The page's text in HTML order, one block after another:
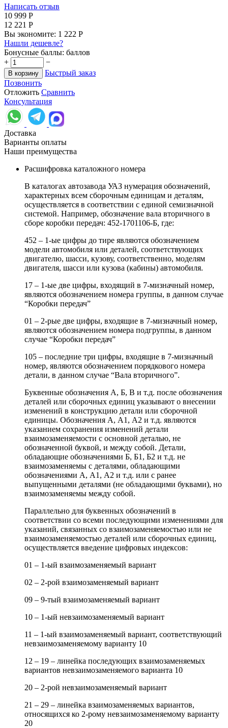
Написать отзыв
10 999 Р
12 221 Р
Вы экономите: 1 222 Р
Нашли дешевле?
Бонусные баллы: баллов
+
−
В корзину
Быстрый заказ
Позвонить
Отложить Сравнить
Консультация
Доставка
Варианты оплаты
Наши преимущества
Расшифровка каталожного номера
В каталогах автозавода УАЗ нумерация обозначений,
характерных всем сборочным единицам и деталям,
осуществляется в соответствии с единой семизначной
системой. Например, обозначение вала вторичного в
сборе коробки передач: 452-1701106-Б, где:
452 – 1-ые цифры до тире являются обозначением
модели автомобиля или деталей, соответствующих
двигателю, шасси, кузову, соответственно, моделям
двигателя, шасси или кузова (кабины) автомобиля.
17 – 1-ые две цифры, входящий в 7-мизначный номер,
являются обозначением номера группы, в данном случае
“Коробки передач”
01 – 2-рые две цифры, входящие в 7-мизначный номер,
являются обозначением номера подгруппы, в данном
случае “Коробки передач”
105 – последние три цифры, входящие в 7-мизначный
номер, являются обозначением порядкового номера
детали, в данном случае “Вала вторичного”.
Буквенные обозначения А, Б, В и т.д. после обозначения
деталей или сборочных единиц указывают о внесении
изменений в конструкцию детали или сборочной
единицы. Обозначения А, А1, А2 и т.д. являются
указанием сохранения изменений детали
взаимозаменяемости с основной деталью, не
обозначенной буквой, и между собой. Детали,
обладающие обозначениями Б, Б1, Б2 и т.д. не
взаимозаменяемы с деталями, обладающими
обозначениями А, А1, А2 и т.д. или с ранее
выпущенными деталями (не обладающими буквами), но
взаимозаменяемы между собой.
Параллельно для буквенных обозначений в
соответствии со всеми последующими изменениями для
указаний, связанных со взаимозаменяемостью или не
взаимозаменяемостью деталей или сборочных единиц,
осуществляется введение цифровых индексов:
01 – 1-ый взаимозаменяемый вариант
02 – 2-рой взаимозаменяемый вариант
09 – 9-тый взаимозаменяемый вариант
10 – 1-ый невзаимозаменяемый вариант
11 – 1-ый взаимозаменяемый вариант, соответствующий
невзаимозаменяемому варианту 10
12 – 19 – линейка последующих взаимозаменяемых
вариантов невзаимозаменяемого варианта 10
20 – 2-рой невзаимозаменяемый вариант
21 – 29 – линейка взаимозаменяемых вариантов,
относящихся ко 2-рому невзаимозаменяемому варианту
20